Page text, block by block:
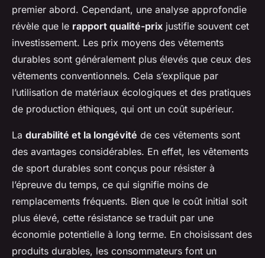
premier abord. Cependant, une analyse approfondie
révèle que le rapport qualité-prix justifie souvent cet
investissement. Les prix moyens des vêtements
durables sont généralement plus élevés que ceux des
vêtements conventionnels. Cela s’explique par
l’utilisation de matériaux écologiques et des pratiques
de production éthiques, qui ont un coût supérieur.
La durabilité et la longévité de ces vêtements sont
des avantages considérables. En effet, les vêtements
de sport durables sont conçus pour résister à
l’épreuve du temps, ce qui signifie moins de
remplacements fréquents. Bien que le coût initial soit
plus élevé, cette résistance se traduit par une
économie potentielle à long terme. En choisissant des
produits durables, les consommateurs font un